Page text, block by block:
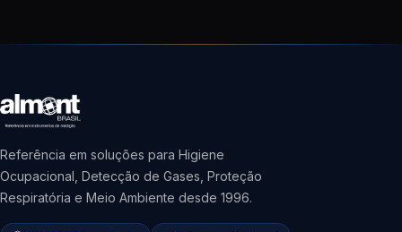
Referência em soluções para Higiene
Ocupacional, Detecção de Gases, Proteção
Respiratória e Meio Ambiente desde 1996.